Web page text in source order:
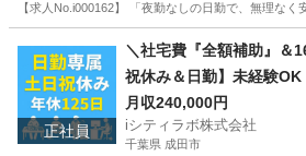
【求人No.i000162】 「夜勤なしの日勤で、無理な
その他 未経験
正社員
＼社宅費『全額補助』＆
祝休み＆日勤】未経験
スタッフ募集✨
月収240,000円
iシティラボ株式会社
千葉県 成田市